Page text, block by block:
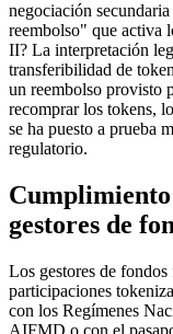
negociación
reembolso" que activa
II? La interpretación
transferibilidad de
un reembolso provisto
recomprar los tokens,
se ha puesto a prueba
regulatorio.
gestores de
Los gestores de
participaciones
con los Regímenes
AIFMD o con el